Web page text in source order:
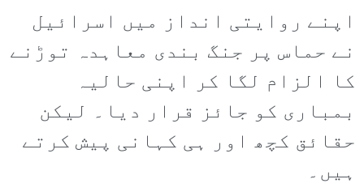
اپنے روایتی انداز میں اسرائیل
نے حماس پر جنگ بندی معاہدہ توڑنے
کا الزام لگا کر اپنی حالیہ
بمباری کو جائز قرار دیا۔ لیکن
حقائق کچھ اور ہی کہانی پیش کرتے
ہیں۔